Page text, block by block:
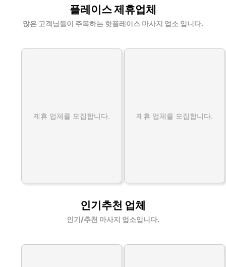
플레이스 제휴업체
많은 고객님들이 주목하는 핫플레이스 마사지 업소 입니다.
제휴 업체를 모집합니다. 제휴 업체를 모집합니다.
인기추천 업체
인기/추천 마사지 업소입니다.